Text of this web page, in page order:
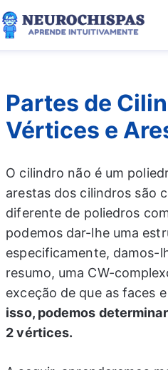
Partes de
Vértices e
O cilindro não é um
arestas dos cilindros são
diferente de poliedros
podemos dar-lhe uma
especificamente, damos-
resumo, uma CW-
exceção de que as faces
isso, podemos
2 vértices.